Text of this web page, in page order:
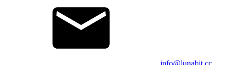
info@lunabit.cc